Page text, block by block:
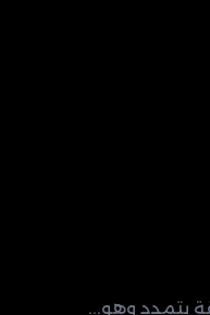
يتمدد وهو...